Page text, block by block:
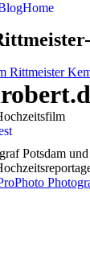
Home
Rittmeister
Potsdam